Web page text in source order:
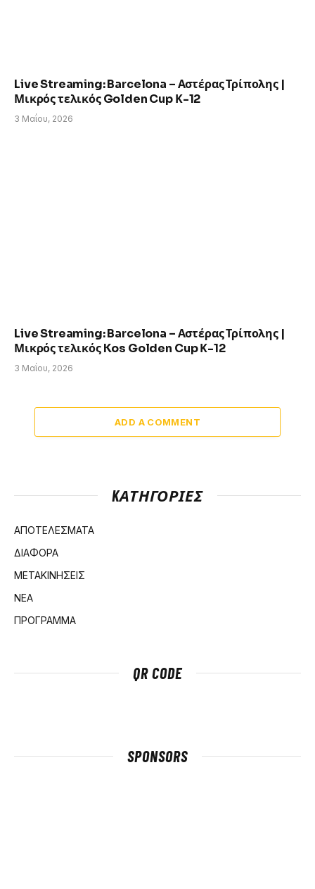
Live Streaming: Barcelona – Αστέρας Τρίπολης |
Μικρός τελικός Golden Cup Κ-12
3 Μαΐου, 2026
Live Streaming: Barcelona – Αστέρας Τρίπολης |
Μικρός τελικός Kos Golden Cup Κ-12
3 Μαΐου, 2026
ADD A COMMENT
KΑΤΗΓΟΡΊΕΣ
ΑΠΟΤΕΛΕΣΜΑΤΑ
ΔΙΑΦΟΡΑ
ΜΕΤΑΚΙΝΗΣΕΙΣ
ΝΕΑ
ΠΡΟΓΡΑΜΜΑ
QR CODE
SPONSORS